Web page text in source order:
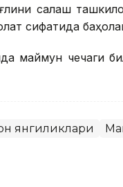
сақлаш
сифатида
маймун чечаги
янгиликлари